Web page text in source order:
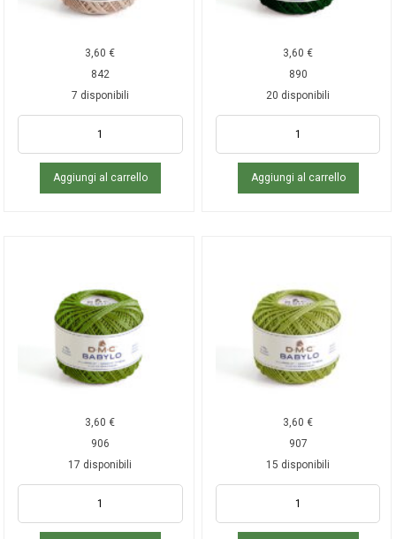
3,60€
842
7 disponibili
Aggiungi al carrello
3,60€
890
20 disponibili
Aggiungi al carrello
3,60€
906
17 disponibili
3,60€
907
15 disponibili